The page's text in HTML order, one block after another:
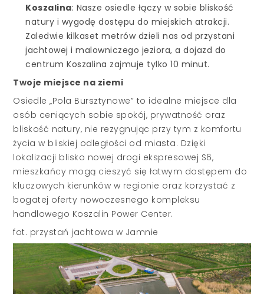
Koszalina: Nasze osiedle łączy w sobie bliskość
natury i wygodę dostępu do miejskich atrakcji.
Zaledwie kilkaset metrów dzieli nas od przystani
jachtowej i malowniczego jeziora, a dojazd do
centrum Koszalina zajmuje tylko 10 minut.
Twoje miejsce na ziemi
Osiedle „Pola Bursztynowe” to idealne miejsce dla
osób ceniących sobie spokój, prywatność oraz
bliskość natury, nie rezygnując przy tym z komfortu
życia w bliskiej odległości od miasta. Dzięki
lokalizacji blisko nowej drogi ekspresowej S6,
mieszkańcy mogą cieszyć się łatwym dostępem do
kluczowych kierunków w regionie oraz korzystać z
bogatej oferty nowoczesnego kompleksu
handlowego Koszalin Power Center.
fot. przystań jachtowa w Jamnie